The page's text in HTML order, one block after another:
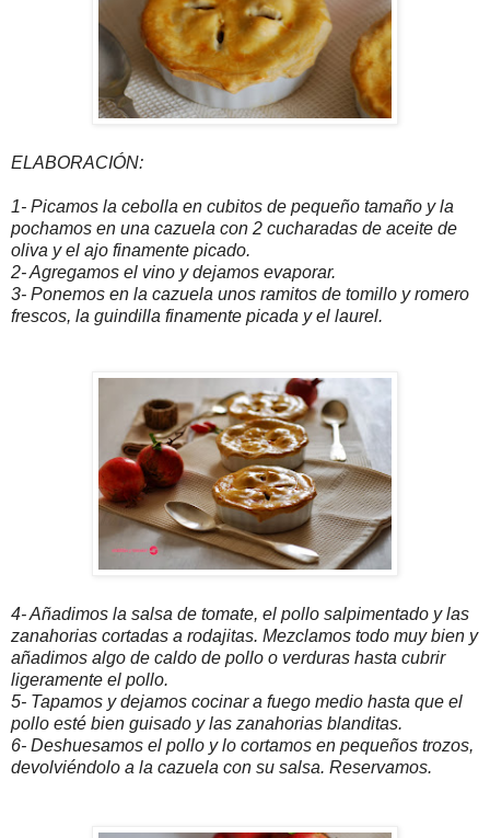
ELABORACIÓN:
1- Picamos la cebolla en cubitos de pequeño tamaño y la
pochamos en una cazuela con 2 cucharadas de aceite de
oliva y el ajo finamente picado.
2- Agregamos el vino y dejamos evaporar.
3- Ponemos en la cazuela unos ramitos de tomillo y romero
frescos, la guindilla finamente picada y el laurel.
4- Añadimos la salsa de tomate, el pollo salpimentado y las
zanahorias cortadas a rodajitas. Mezclamos todo muy bien y
añadimos algo de caldo de pollo o verduras hasta cubrir
ligeramente el pollo.
5- Tapamos y dejamos cocinar a fuego medio hasta que el
pollo esté bien guisado y las zanahorias blanditas.
6- Deshuesamos el pollo y lo cortamos en pequeños trozos,
devolviéndolo a la cazuela con su salsa. Reservamos.